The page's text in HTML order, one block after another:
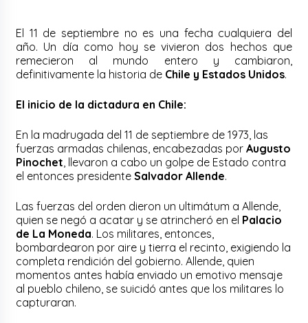
El 11 de septiembre no es una fecha cualquiera del
año. Un día como hoy se vivieron dos hechos que
remecieron al mundo entero y cambiaron,
definitivamente la historia de Chile y Estados Unidos.
El inicio de la dictadura en Chile:
En la madrugada del 11 de septiembre de 1973, las
fuerzas armadas chilenas, encabezadas porAugusto
Pinochet, llevaron a cabo un golpe de Estado contra
el entonces presidenteSalvador Allende.
Las fuerzas del orden dieron un ultimátum a Allende,
quien se negó a acatar y se atrincheró en el Palacio
de La Moneda. Los militares, entonces,
bombardearon por aire y tierra el recinto, exigiendo la
completa rendición del gobierno. Allende, quien
momentos antes había enviado un emotivo mensaje
al pueblo chileno, se suicidó antes que los militares lo
capturaran.